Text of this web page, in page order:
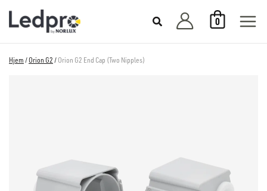
rett
0
Hjem /Orion G2 / Orion G2 End Cap (Two Nipples)